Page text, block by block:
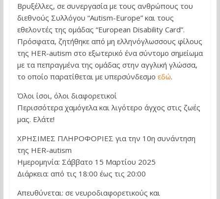
Βρυξέλλες, σε συνεργασία με τους ανθρώπους του
διεθνούς Συλλόγου “Autism-Europe” και τους
εθελοντές της ομάδας “European Disability Card”.
Πρόσφατα, ζητήθηκε από μη ελληνόγλωσσους φίλους
της HER-autism στο εξωτερικό ένα σύντομο σημείωμα
με τα πεπραγμένα της ομάδας στην αγγλική γλώσσα,
το οποίο παρατίθεται με υπερσύνδεσμο εδώ.
Όλοι ίσοι, όλοι διαφορετικοί
Περισσότερα χαμόγελα και λιγότερο άγχος στις ζωές
μας. Ελάτε!
ΧΡΗΣΙΜΕΣ ΠΛΗΡΟΦΟΡΙΕΣ για την 10η συνάντηση
της HER-autism
Ημερομηνία: Σάββατο 15 Μαρτίου 2025
Διάρκεια: από τις 18:00 έως τις 20:00
Απευθύνεται: σε νευροδιαφορετικούς και